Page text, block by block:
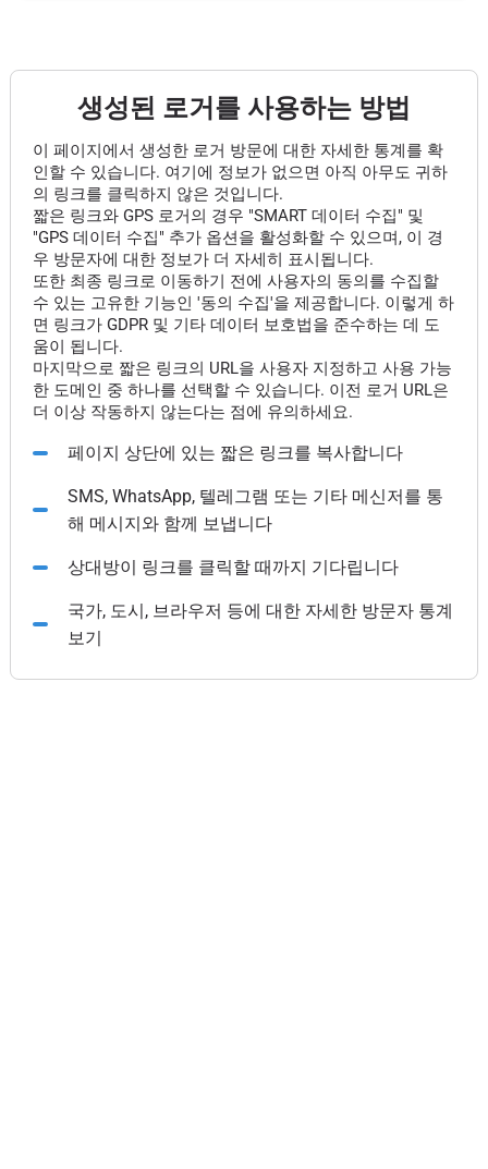
생성된 로거를 사용하는 방법
이 페이지에서 생성한 로거 방문에 대한 자세한 통계를 확
인할 수 있습니다. 여기에 정보가 없으면 아직 아무도 귀하
의 링크를 클릭하지 않은 것입니다.
짧은 링크와 GPS 로거의 경우 "SMART 데이터 수집" 및
"GPS 데이터 수집" 추가 옵션을 활성화할 수 있으며, 이 경
우 방문자에 대한 정보가 더 자세히 표시됩니다.
또한 최종 링크로 이동하기 전에 사용자의 동의를 수집할
수 있는 고유한 기능인 '동의 수집'을 제공합니다. 이렇게 하
면 링크가 GDPR 및 기타 데이터 보호법을 준수하는 데 도
움이 됩니다.
마지막으로 짧은 링크의 URL을 사용자 지정하고 사용 가능
한 도메인 중 하나를 선택할 수 있습니다. 이전 로거 URL은
더 이상 작동하지 않는다는 점에 유의하세요.
페이지 상단에 있는 짧은 링크를 복사합니다
SMS, WhatsApp, 텔레그램 또는 기타 메신저를 통
해 메시지와 함께 보냅니다
상대방이 링크를 클릭할 때까지 기다립니다
국가, 도시, 브라우저 등에 대한 자세한 방문자 통계
보기